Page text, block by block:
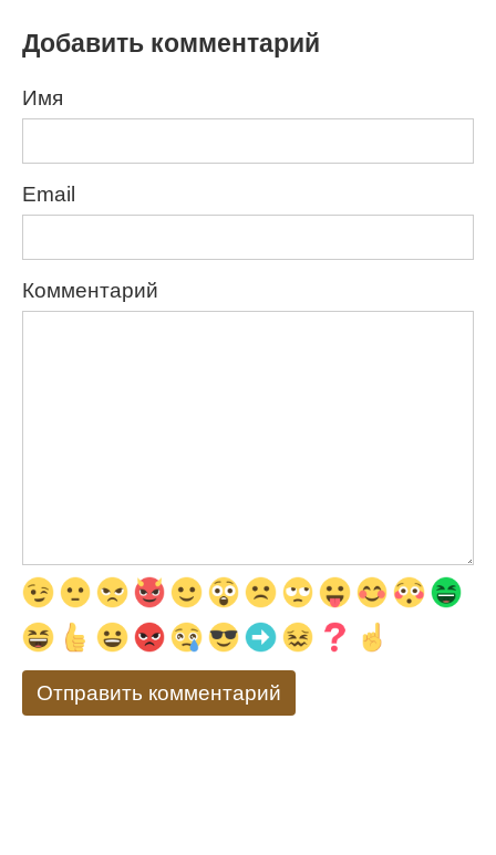
Добавить комментарий
Имя
Email
Комментарий